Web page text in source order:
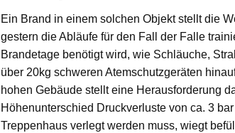
Ein Brand in einem solchen Objekt stellt die
gestern die Abläufe für den Fall der Falle
Brandetage benötigt wird, wie Schläuche,
über 20kg schweren Atemschutzgeräten
hohen Gebäude stellt eine Herausforderung
Höhenunterschied Druckverluste von ca. 3
Treppenhaus verlegt werden muss, wiegt